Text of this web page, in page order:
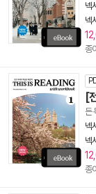
넥
넥
종
[
든
넥
넥
종